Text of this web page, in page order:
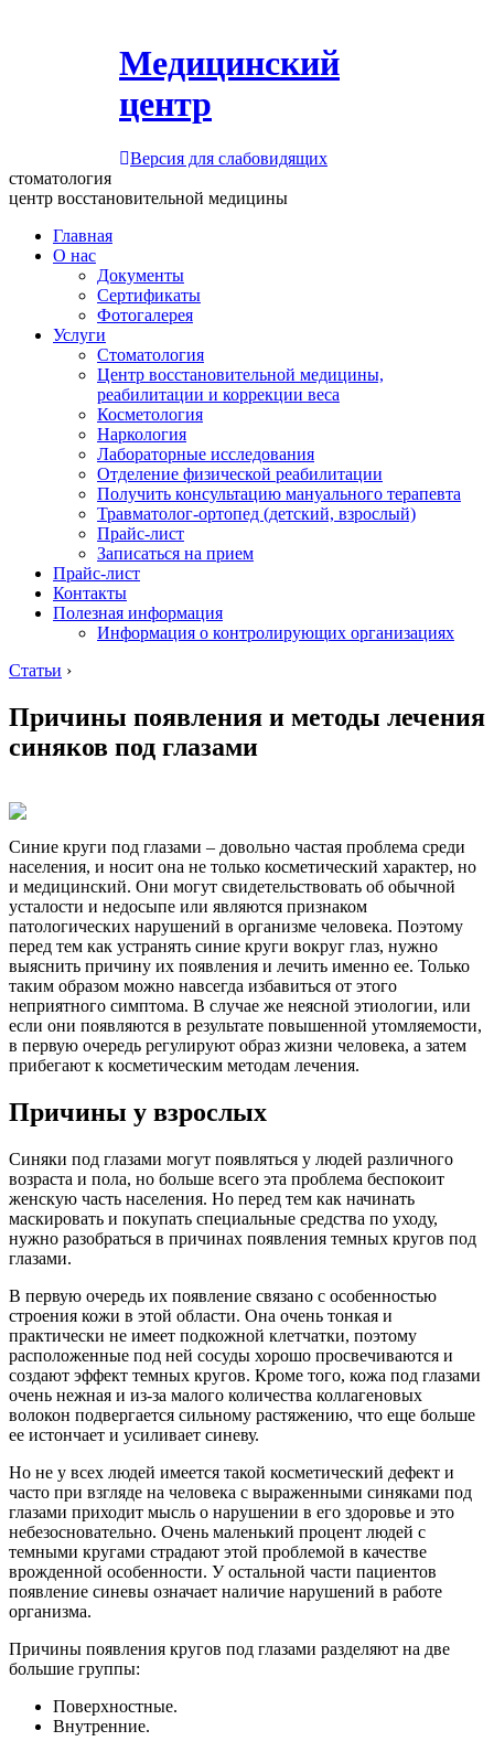
Медицинский
центр
Версия для слабовидящих
стоматология
центр восстановительной медицины
Главная
О нас
Документы
Сертификаты
Фотогалерея
Услуги
Стоматология
Центр восстановительной медицины,
реабилитации и коррекции веса
Косметология
Наркология
Лабораторные исследования
Отделение физической реабилитации
Получить консультацию мануального терапевта
Травматолог-ортопед (детский, взрослый)
Прайс-лист
Записаться на прием
Прайс-лист
Контакты
Полезная информация
Информация о контролирующих организациях
Статьи ›
Причины появления и методы лечения
синяков под глазами
Синие круги под глазами – довольно частая проблема среди
населения, и носит она не только косметический характер, но
и медицинский. Они могут свидетельствовать об обычной
усталости и недосыпе или являются признаком
патологических нарушений в организме человека. Поэтому
перед тем как устранять синие круги вокруг глаз, нужно
выяснить причину их появления и лечить именно ее. Только
таким образом можно навсегда избавиться от этого
неприятного симптома. В случае же неясной этиологии, или
если они появляются в результате повышенной утомляемости,
в первую очередь регулируют образ жизни человека, а затем
прибегают к косметическим методам лечения.
Причины у взрослых
Синяки под глазами могут появляться у людей различного
возраста и пола, но больше всего эта проблема беспокоит
женскую часть населения. Но перед тем как начинать
маскировать и покупать специальные средства по уходу,
нужно разобраться в причинах появления темных кругов под
глазами.
В первую очередь их появление связано с особенностью
строения кожи в этой области. Она очень тонкая и
практически не имеет подкожной клетчатки, поэтому
расположенные под ней сосуды хорошо просвечиваются и
создают эффект темных кругов. Кроме того, кожа под глазами
очень нежная и из-за малого количества коллагеновых
волокон подвергается сильному растяжению, что еще больше
ее истончает и усиливает синеву.
Но не у всех людей имеется такой косметический дефект и
часто при взгляде на человека с выраженными синяками под
глазами приходит мысль о нарушении в его здоровье и это
небезосновательно. Очень маленький процент людей с
темными кругами страдают этой проблемой в качестве
врожденной особенности. У остальной части пациентов
появление синевы означает наличие нарушений в работе
организма.
Причины появления кругов под глазами разделяют на две
большие группы:
Поверхностные.
Внутренние.